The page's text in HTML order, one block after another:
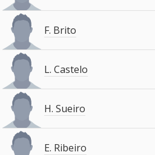
F. Brito
L. Castelo
H. Sueiro
E. Ribeiro